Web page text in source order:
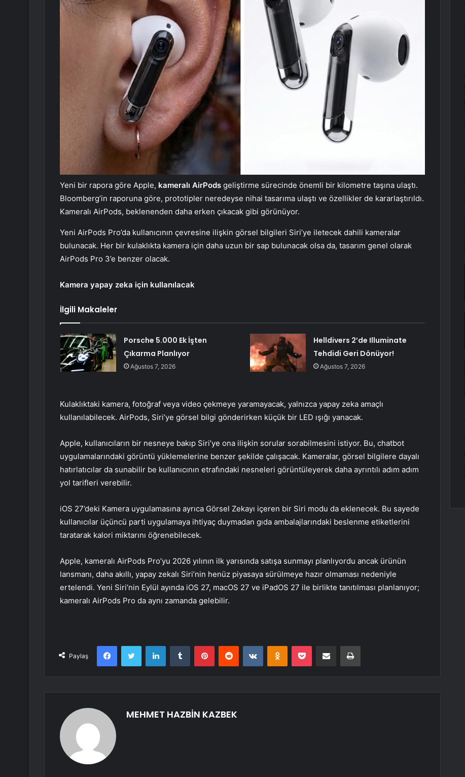
Yeni bir rapora göre Apple, kameralı AirPods geliştirme sürecinde önemli bir kilometre taşına ulaştı.
Bloomberg’in raporuna göre, prototipler neredeyse nihai tasarıma ulaştı ve özellikler de kararlaştırıldı.
Kameralı AirPods, beklenenden daha erken çıkacak gibi görünüyor.
Yeni AirPods Pro’da kullanıcının çevresine ilişkin görsel bilgileri Siri’ye iletecek dahili kameralar
bulunacak. Her bir kulaklıkta kamera için daha uzun bir sap bulunacak olsa da, tasarım genel olarak
AirPods Pro 3’e benzer olacak.
Kamera yapay zeka için kullanılacak
İlgili Makaleler
Porsche 5.000 Ek İşten
Çıkarma Planlıyor
Ağustos 7, 2026
Helldivers 2’de Illuminate
Tehdidi Geri Dönüyor!
Ağustos 7, 2026
Kulaklıktaki kamera, fotoğraf veya video çekmeye yaramayacak, yalnızca yapay zeka amaçlı
kullanılabilecek. AirPods, Siri’ye görsel bilgi gönderirken küçük bir LED ışığı yanacak.
Apple, kullanıcıların bir nesneye bakıp Siri’ye ona ilişkin sorular sorabilmesini istiyor. Bu, chatbot
uygulamalarındaki görüntü yüklemelerine benzer şekilde çalışacak. Kameralar, görsel bilgilere dayalı
hatırlatıcılar da sunabilir be kullanıcının etrafındaki nesneleri görüntüleyerek daha ayrıntılı adım adım
yol tarifleri verebilir.
iOS 27’deki Kamera uygulamasına ayrıca Görsel Zekayı içeren bir Siri modu da eklenecek. Bu sayede
kullanıcılar üçüncü parti uygulamaya ihtiyaç duymadan gıda ambalajlarındaki beslenme etiketlerini
taratarak kalori miktarını öğrenebilecek.
Apple, kameralı AirPods Pro’yu 2026 yılının ilk yarısında satışa sunmayı planlıyordu ancak ürünün
lansmanı, daha akıllı, yapay zekalı Siri’nin henüz piyasaya sürülmeye hazır olmaması nedeniyle
ertelendi. Yeni Siri’nin Eylül ayında iOS 27, macOS 27 ve iPadOS 27 ile birlikte tanıtılması planlanıyor;
kameralı AirPods Pro da aynı zamanda gelebilir.
Paylaş
FacebookTwitter LinkedInTumblr PinterestReddit VKontakteOdnoklassniki
Pocket E-Posta ile paylaş Yazdır
MEHMET HAZBİN KAZBEK